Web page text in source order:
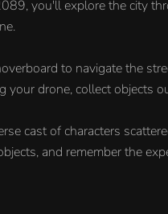
you'll explore the city
to navigate the
your drone, collect objects
cast of characters
and remember the